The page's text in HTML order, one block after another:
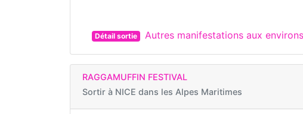
Détail sortie Autres manifestations aux
RAGGAMUFFIN FESTIVAL
Sortir à NICE dans les Alpes Maritimes